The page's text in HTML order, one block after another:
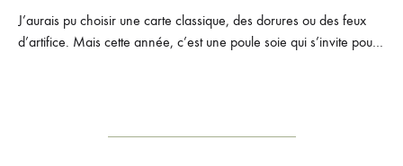
J’aurais pu choisir une carte classique, des dorures ou des feux
d’artifice. Mais cette année, c’est une poule soie qui s’invite pour